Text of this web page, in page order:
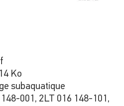
Ko
subaquatique
001, 2LT 016 148-101,